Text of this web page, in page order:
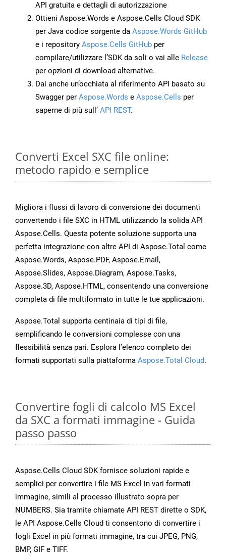
API gratuita e dettagli di autorizzazione
Ottieni Aspose.Words e Aspose.Cells Cloud SDK
per Java codice sorgente da Aspose.Words GitHub
e i repository Aspose.Cells GitHub per
compilare/utilizzare l’SDK da soli o vai alle Release
per opzioni di download alternative.
Dai anche un’occhiata al riferimento API basato su
Swagger per Aspose.Words e Aspose.Cells per
saperne di più sull’ API REST.
Converti Excel SXC file online:
metodo rapido e semplice
Migliora i flussi di lavoro di conversione dei documenti
convertendo i file SXC in HTML utilizzando la solida API
Aspose.Cells. Questa potente soluzione supporta una
perfetta integrazione con altre API di Aspose.Total come
Aspose.Words, Aspose.PDF, Aspose.Email,
Aspose.Slides, Aspose.Diagram, Aspose.Tasks,
Aspose.3D, Aspose.HTML, consentendo una conversione
completa di file multiformato in tutte le tue applicazioni.
Aspose.Total supporta centinaia di tipi di file,
semplificando le conversioni complesse con una
flessibilità senza pari. Esplora l’elenco completo dei
formati supportati sulla piattaforma Aspose.Total Cloud.
Convertire fogli di calcolo MS Excel
da SXC a formati immagine - Guida
passo passo
Aspose.Cells Cloud SDK fornisce soluzioni rapide e
semplici per convertire i file MS Excel in vari formati
immagine, simili al processo illustrato sopra per
NUMBERS. Sia tramite chiamate API REST dirette o SDK,
le API Aspose.Cells Cloud ti consentono di convertire i
fogli Excel in più formati immagine, tra cui JPEG, PNG,
BMP, GIF e TIFF.